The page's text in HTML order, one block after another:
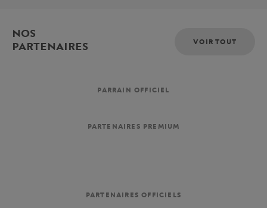
NOS
PARTENAIRES
VOIR TOUT
PARRAIN OFFICIEL